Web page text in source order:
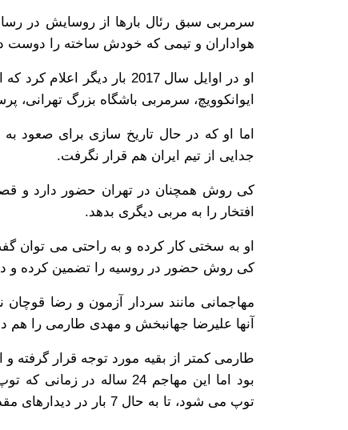
سرمربی سبق رئال بارها از روسایش در
هواداران و تیمی که خودش ساخته را دوست
او در اوایل سال 2017 بار
ایوانکوویچ، سرمربی باشگاه بزرگ تهرانی،
اما او که در حال تاریخ سازی برای صعود
جدایی از تیم ایران هم قرار نگرفت.
افتخار را به مربی دیگری بدهد.
او به سختی کار کرده و به راحتی می توان
کی روش حضور در روسیه را تضمین کرده و
مهاجمانی مانند سردار آزمون و رضا
آنها علیرضا جهانبخش و مهدی طارمی را هم
طارمی کمتر از بقیه مورد توجه قرار گرفته
بود اما این مهاجم 24
توپ می شود، تا به حال 7 بار در دیدارهای مقدماتی، دروازه حریفان را باز کرده است.